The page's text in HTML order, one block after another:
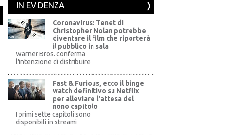
IN EVIDENZA
WB
Coronavirus: Tenet di
Christopher Nolan potrebbe
diventare il film che riporterà
il pubblico in sala
Warner Bros. conferma
l'intenzione di distribuire
Fast & Furious, ecco il binge
watch definitivo su Netflix
per alleviare l'attesa del
nono capitolo
I primi sette capitoli sono
disponibili in streami